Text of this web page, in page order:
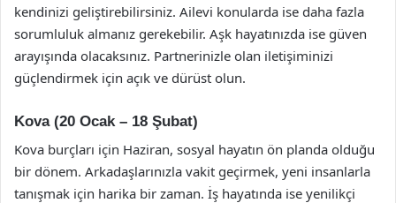
kendinizi geliştirebilirsiniz. Ailevi konularda ise daha fazla
sorumluluk almanız gerekebilir. Aşk hayatınızda ise güven
arayışında olacaksınız. Partnerinizle olan iletişiminizi
güçlendirmek için açık ve dürüst olun.
Kova (20 Ocak – 18 Şubat)
Kova burçları için Haziran, sosyal hayatın ön planda olduğu
bir dönem. Arkadaşlarınızla vakit geçirmek, yeni insanlarla
tanışmak için harika bir zaman. İş hayatında ise yenilikçi